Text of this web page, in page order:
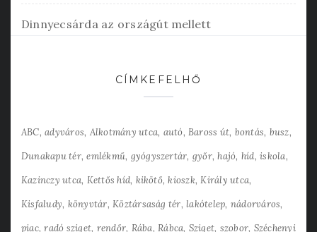
Dinnyecsárda az országút mellett
CÍMKEFELHŐ
ABC adyváros Alkotmány utca autó Baross út bontás busz
Dunakapu tér emlékmű gyógyszertár győr hajó híd iskola
Kazinczy utca Kettős híd kikötő kioszk Király utca
Kisfaludy könyvtár Köztársaság tér lakótelep nádorváros
piac radó sziget rendőr Rába Rábca Sziget szobor Széchenyi